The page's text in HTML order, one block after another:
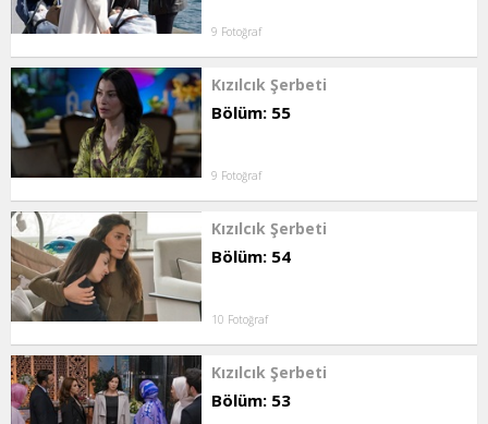
9 Fotoğraf
Kızılcık Şerbeti
Bölüm: 55
9 Fotoğraf
Kızılcık Şerbeti
Bölüm: 54
10 Fotoğraf
Kızılcık Şerbeti
Bölüm: 53